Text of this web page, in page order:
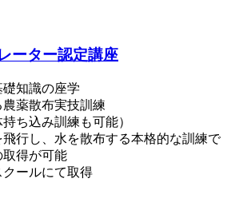
ーター認定講座
礎知識の座学
農薬散布実技訓練
ち込み訓練も可能）
飛行し、水を散布する本格的な訓練で
取得が可能
クールにて取得